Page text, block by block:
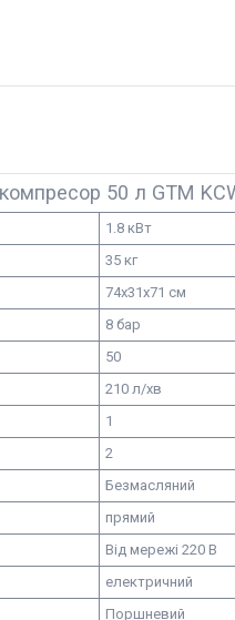
50 л GTM
1.8 кВт
35 кг
74х31х71 см
8 бар
50
210 л/хв
1
2
Безмасляний
прямий
Від мережі 220 В
електричний
Поршневий